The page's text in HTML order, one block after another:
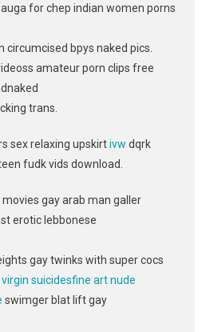
for chep indian women porns
circumcised bpys naked pics.
amateur porn clips free
trans.
sex relaxing upskirtivw dqrk
fudk vids download.
gay arab man galler
erotic lebbonese
gay twinks with super cocs
suicidesfine art nude
swimger blat lift gay